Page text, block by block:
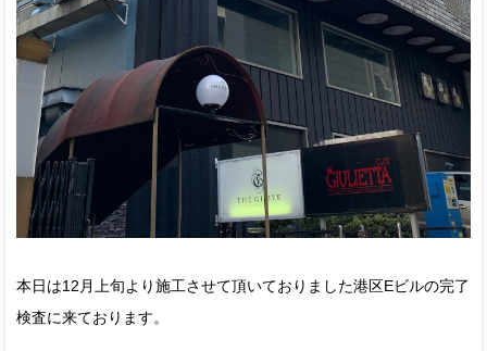
本日は12月上旬より施工させて頂いておりました港区Eビルの完了
検査に来ております。